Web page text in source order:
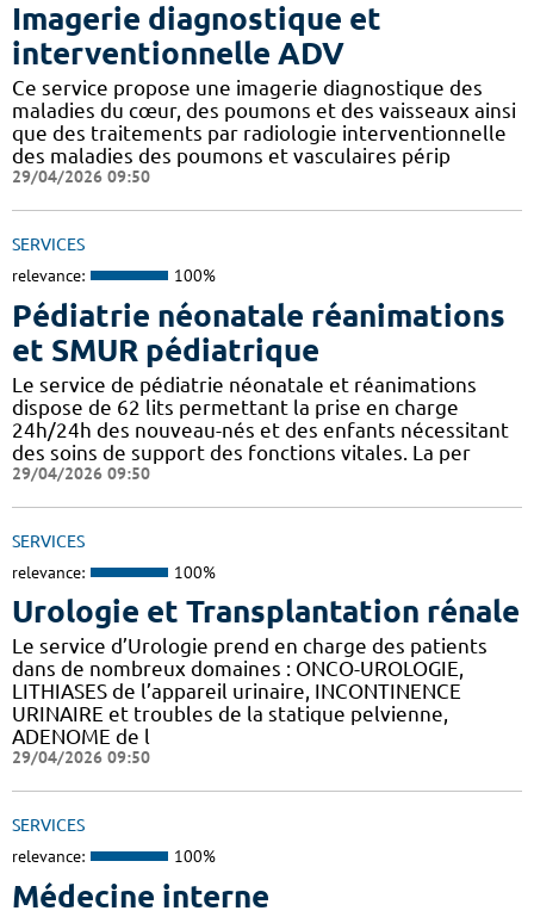
Imagerie diagnostique et
interventionnelle ADV
Ce service propose une imagerie diagnostique des
maladies du cœur, des poumons et des vaisseaux ainsi
que des traitements par radiologie interventionnelle
des maladies des poumons et vasculaires périp
29/04/2026 09:50
SERVICES
relevance: 100%
Pédiatrie néonatale réanimations
et SMUR pédiatrique
Le service de pédiatrie néonatale et réanimations
dispose de 62 lits permettant la prise en charge
24h/24h des nouveau-nés et des enfants nécessitant
des soins de support des fonctions vitales. La per
29/04/2026 09:50
SERVICES
relevance: 100%
Urologie et Transplantation rénale
Le service d’Urologie prend en charge des patients
dans de nombreux domaines : ONCO-UROLOGIE,
LITHIASES de l’appareil urinaire, INCONTINENCE
URINAIRE et troubles de la statique pelvienne,
ADENOME de l
29/04/2026 09:50
SERVICES
relevance: 100%
Médecine interne